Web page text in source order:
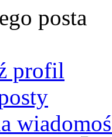
posta
profil